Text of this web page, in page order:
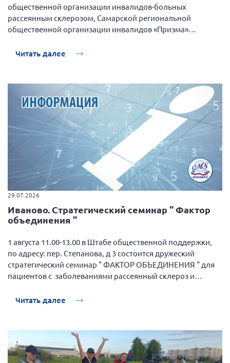
Публичные отчеты
Исследования, аналитика, мнения
Всероссийская онлайн конференция
"Рассеянный склероз. XX лет работы
Всероссийская конференция-тренинг
"Рассеянный склероз: новые реалии" (26-
29.05.2022)
Общероссийская РС
Алтайский край
Архангельская область
Брянская область
Владимирская область
Волгоградская область
Воронежская область
Ивановская область
Краснодарский край
Красноярский край
общественной организации инвалидов-больных
рассеянным склерозом, Самарской региональной
общественной организации инвалидов «Призма»
отпраздновать день друзей.
Читать далее
29.07.2026
Иваново. Стратегический семинар " Фактор
объединения "
1 августа 11.00-13.00 в Штабе общественной поддержки,
по адресу: пер. Степанова, д 3 состоится дружеский
стратегический семинар " ФАКТОР ОБЪЕДИНЕНИЯ " для
пациентов с заболеваниями рассеянный склероз и
Читать далее